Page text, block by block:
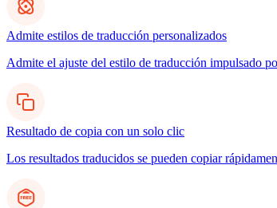
Admite estilos de traducción personalizados
Admite el ajuste del estilo de traducción impulsado
Resultado de copia con un solo clic
Los resultados traducidos se pueden copiar